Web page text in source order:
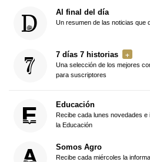
Al final del día
Un resumen de las noticias que
7 días 7 historias
Una selección de los mejores
para suscriptores
Educación
Recibe cada lunes novedades e
la Educación
Somos Agro
Recibe cada miércoles la